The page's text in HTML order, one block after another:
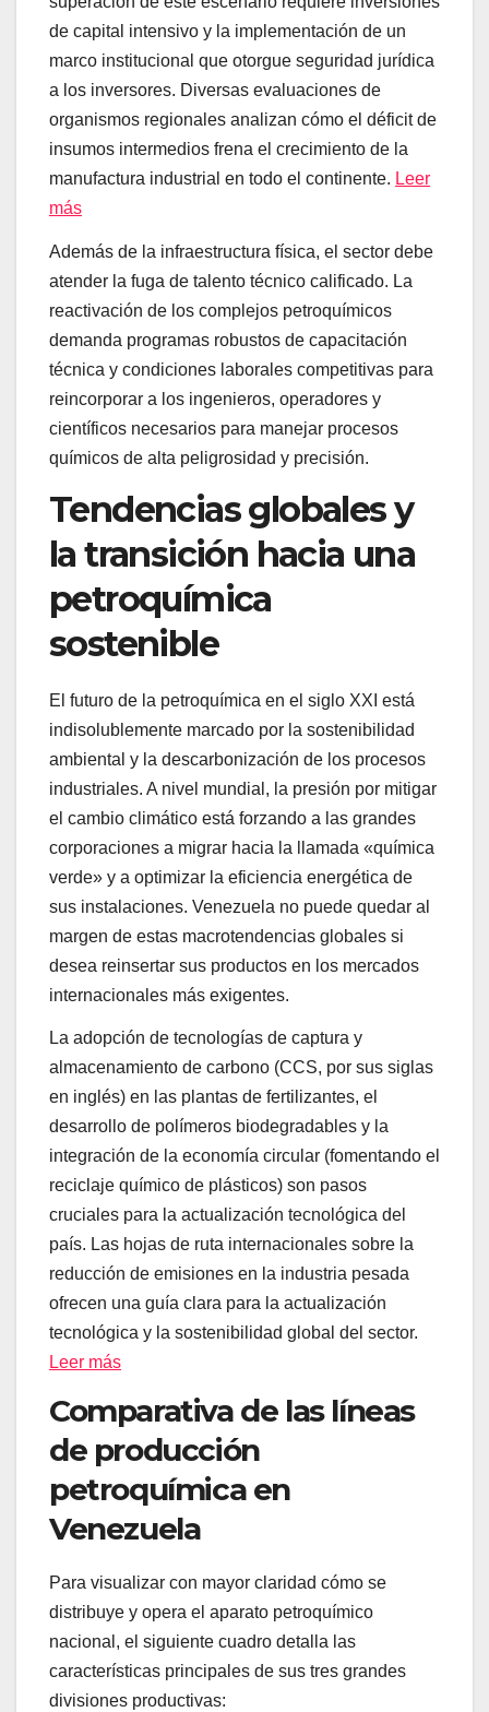
de capital intensivo y la implementación de un
marco institucional que otorgue seguridad jurídica
a los inversores. Diversas evaluaciones de
organismos regionales analizan cómo el déficit de
insumos intermedios frena el crecimiento de la
manufactura industrial en todo el continente. Leer
más
Además de la infraestructura física, el sector debe
atender la fuga de talento técnico calificado. La
reactivación de los complejos petroquímicos
demanda programas robustos de capacitación
técnica y condiciones laborales competitivas para
reincorporar a los ingenieros, operadores y
científicos necesarios para manejar procesos
químicos de alta peligrosidad y precisión.
Tendencias globales y
la transición hacia una
petroquímica
sostenible
El futuro de la petroquímica en el siglo XXI está
indisolublemente marcado por la sostenibilidad
ambiental y la descarbonización de los procesos
industriales. A nivel mundial, la presión por mitigar
el cambio climático está forzando a las grandes
corporaciones a migrar hacia la llamada «química
verde» y a optimizar la eficiencia energética de
sus instalaciones. Venezuela no puede quedar al
margen de estas macrotendencias globales si
desea reinsertar sus productos en los mercados
internacionales más exigentes.
La adopción de tecnologías de captura y
almacenamiento de carbono (CCS, por sus siglas
en inglés) en las plantas de fertilizantes, el
desarrollo de polímeros biodegradables y la
integración de la economía circular (fomentando el
reciclaje químico de plásticos) son pasos
cruciales para la actualización tecnológica del
país. Las hojas de ruta internacionales sobre la
reducción de emisiones en la industria pesada
ofrecen una guía clara para la actualización
tecnológica y la sostenibilidad global del sector.
Leer más
Comparativa de las líneas
de producción
petroquímica en
Venezuela
Para visualizar con mayor claridad cómo se
distribuye y opera el aparato petroquímico
nacional, el siguiente cuadro detalla las
características principales de sus tres grandes
divisiones productivas: